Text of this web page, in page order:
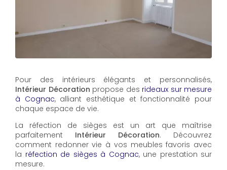
Pour des intérieurs élégants et personnalisés,
Intérieur Décoration propose des rideaux sur mesure
à Cognac, alliant esthétique et fonctionnalité pour
chaque espace de vie.
La réfection de sièges est un art que maîtrise
parfaitement Intérieur Décoration. Découvrez
comment redonner vie à vos meubles favoris avec
la réfection de sièges à Cognac, une prestation sur
mesure.